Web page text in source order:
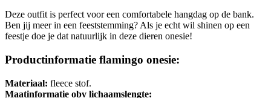
Deze outfit is perfect voor een comfortabele hangdag op de bank.
Ben jij meer in een feeststemming? Als je echt wil shinen op een
feestje doe je dat natuurlijk in deze dieren onesie!
Productinformatie flamingo onesie:
Materiaal: fleece stof.
Maatinformatie obv lichaamslengte: